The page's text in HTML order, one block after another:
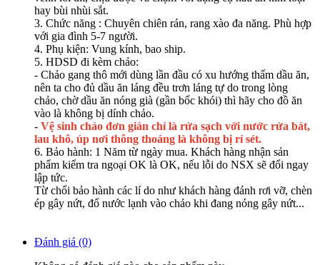
hay bùi nhùi sắt.
3. Chức năng : Chuyên chiên rán, rang xào đa năng. Phù hợp
với gia đình 5-7 người.
4. Phụ kiện: Vung kính, bao ship.
5. HDSD đi kèm chảo:
- Chảo gang thô mới dùng lần đầu có xu hướng thấm dầu ăn,
nên ta cho đủ dầu ăn láng đều trơn láng tự do trong lòng
chảo, chờ dầu ăn nóng già (gần bốc khói) thì hãy cho đồ ăn
vào là không bị dính chảo.
- Vệ sinh chảo đơn giản chỉ là rửa sạch với nước rửa bát,
lau khô, úp nơi thông thoáng là không bị rỉ sét.
6. Bảo hành: 1 Năm từ ngày mua. Khách hàng nhận sản
phẩm kiểm tra ngoại OK là OK, nếu lỗi do NSX sẽ đổi ngay
lập tức.
Từ chối bảo hành các lí do như khách hàng đánh rơi vỡ, chèn
ép gây nứt, đổ nước lạnh vào chảo khi đang nóng gây nứt...
Đánh giá (0)